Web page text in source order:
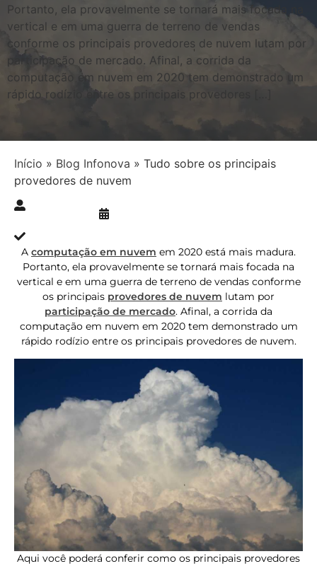
Portanto, ela provavelmente se tornará mais focada na
vertical e em uma guerra de terreno de vendas
conforme os principais provedores de nuvem lutam por
participação de mercado. Afinal, a corrida da
computação em nuvem em 2020 tem demonstrado um
rápido rodízio entre os principais provedores […]
Início » Blog Infonova » Tudo sobre os principais
provedores de nuvem
A computação em nuvem em 2020 está mais madura.
Portanto, ela provavelmente se tornará mais focada na
vertical e em uma guerra de terreno de vendas conforme
os principais provedores de nuvem lutam por
participação de mercado. Afinal, a corrida da
computação em nuvem em 2020 tem demonstrado um
rápido rodízio entre os principais provedores de nuvem.
Aqui você poderá conferir como os principais provedores